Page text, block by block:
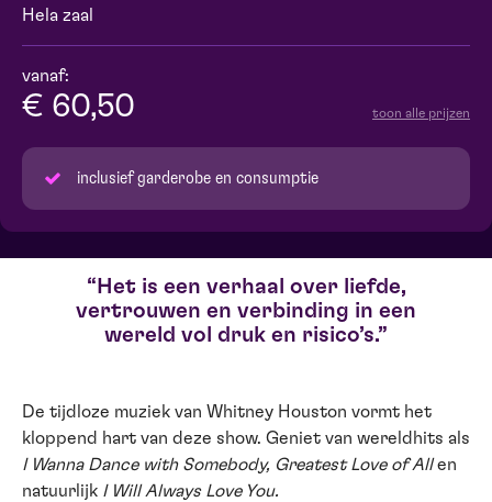
Hela zaal
vanaf:
€ 60,50 toon alle prijzen
inclusief garderobe en consumptie
Het is een verhaal over liefde,
vertrouwen en verbinding in een
wereld vol druk en risico’s.
De tijdloze muziek van Whitney Houston vormt het
kloppend hart van deze show. Geniet van wereldhits als
I Wanna Dance with Somebody, Greatest Love of Allen
natuurlijk I Will Always Love You.